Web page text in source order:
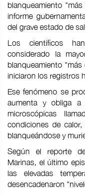
blanqueamiento
informe
del grave estado de
Los científicos
considerado la
blanqueamiento
iniciaron los registros
Ese fenómeno se
aumenta y obliga
microscópicas
condiciones de
blanqueándose y
Según el reporte
Marinas, el último
las elevadas
desencadenaron